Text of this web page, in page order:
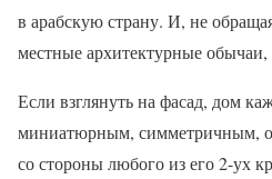
в арабскую страну. И, не
местные архитектурные
Если взглянуть на фасад, дом
миниатюрным, симметричным,
со стороны любого из его 2-ух